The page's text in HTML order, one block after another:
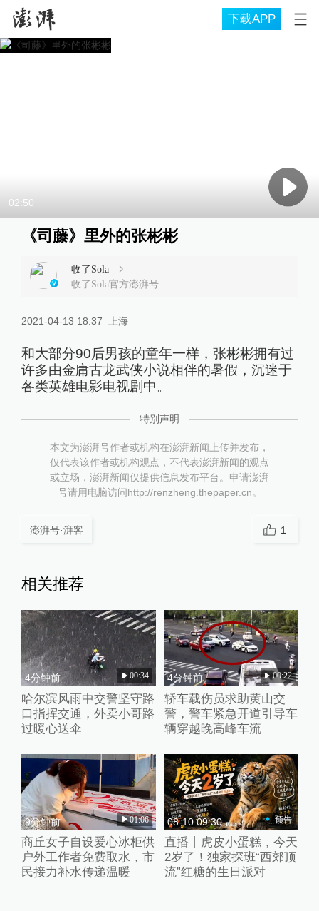
下载APP
02:50
《司藤》里外的张彬彬
收了Sola
收了Sola官方澎湃号
2021-04-13 18:37 上海
和大部分90后男孩的童年一样，张彬彬拥有过
许多由金庸古龙武侠小说相伴的暑假，沉迷于
各类英雄电影电视剧中。
特别声明
本文为澎湃号作者或机构在澎湃新闻上传并发布，
仅代表该作者或机构观点，不代表澎湃新闻的观点
或立场，澎湃新闻仅提供信息发布平台。申请澎湃
号请用电脑访问http://renzheng.thepaper.cn。
澎湃号·湃客 1
相关推荐
4分钟前 00:34
哈尔滨风雨中交警坚守路
口指挥交通，外卖小哥路
过暖心送伞
4分钟前 00:22
轿车载伤员求助黄山交
警，警车紧急开道引导车
辆穿越晚高峰车流
9分钟前 01:06
商丘女子自设爱心冰柜供
户外工作者免费取水，市
民接力补水传递温暖
08-10 09:30 预告
直播丨虎皮小蛋糕，今天
2岁了！独家探班“西郊顶
流”红糖的生日派对